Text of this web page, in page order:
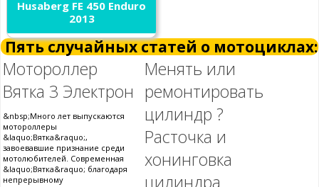
Husaberg FE 450 Enduro
2013
Пять случайных статей о мотоциклах:
Мотороллер
Вятка 3 Электрон
&nbsp;Много лет выпускаются
мотороллеры
&laquo;Вятка&raquo;,
завоевавшие признание среди
мотолюбителей. Современная
&laquo;Вятка&raquo; благодаря
непрерывному
Менять или
ремонтировать
цилиндр ?
Расточка и
хонинговка
цилиндра